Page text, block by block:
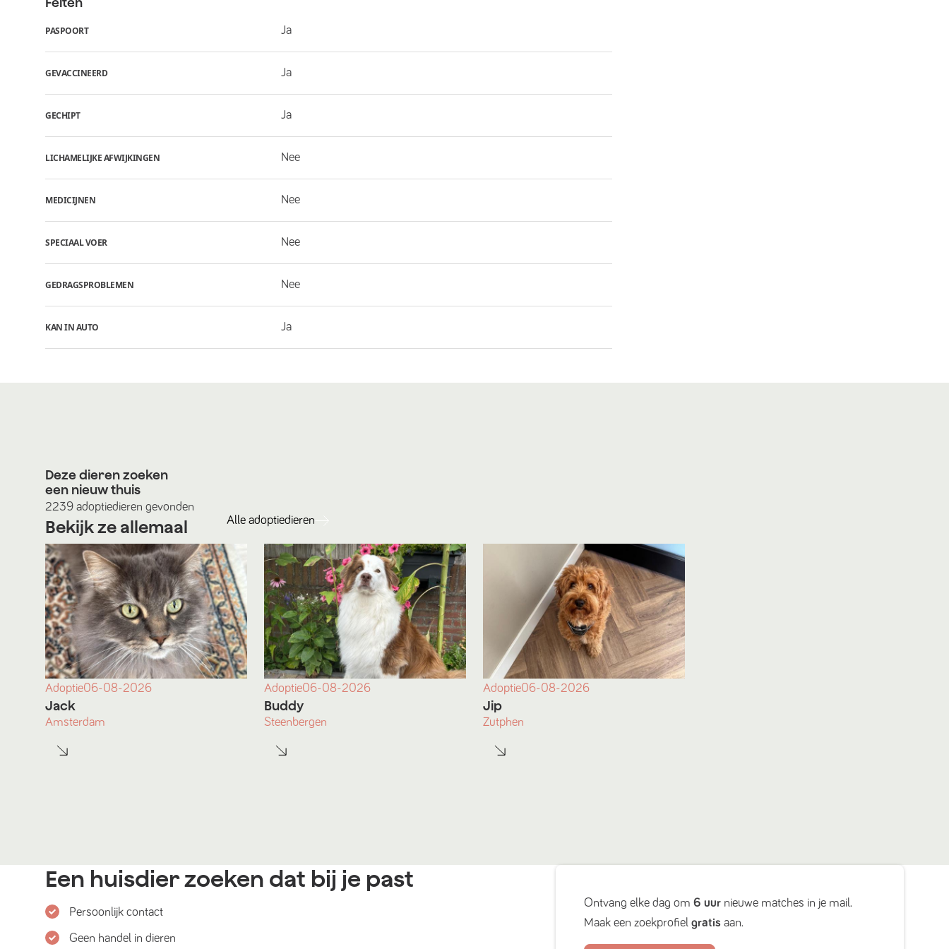
PASPOORT Ja
GEVACCINEERD Ja
GECHIPT Ja
LICHAMELIJKE AFWIJKINGEN Nee
MEDICIJNEN Nee
SPECIAAL VOER Nee
GEDRAGSPROBLEMEN Nee
KAN IN AUTO Ja
Deze dieren zoeken
een nieuw thuis
2239 adoptiedieren gevonden
Bekijk ze allemaal Alle adoptiedieren
Adoptie06-08-2026
Jack
Amsterdam
Adoptie06-08-2026
Buddy
Steenbergen
Adoptie06-08-2026
Jip
Zutphen
Een huisdier zoeken dat bij je past
Persoonlijk contact
Geen handel in dieren
Ontvang elke dag om6 uur nieuwe matches in je mail.
Maak een zoekprofielgratis aan.